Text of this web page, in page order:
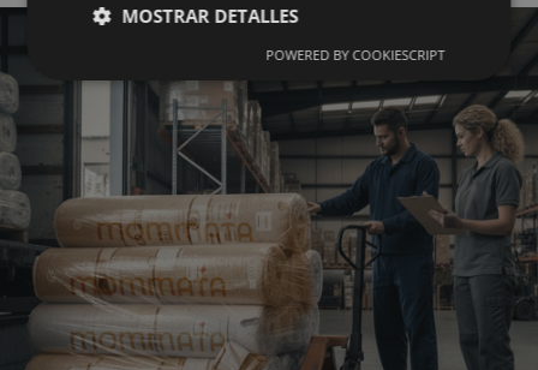
MOSTRAR DETALLES
POWERED BY COOKIESCRIPT